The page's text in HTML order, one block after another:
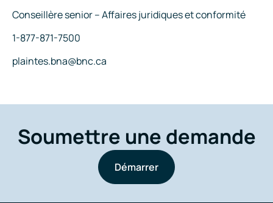
Titre
Conseillère senior – Affaires juridiques et conformité
Téléphone
1-877-871-7500
Courriel
plaintes.bna@bnc.ca
Soumettre une demande
Démarrer